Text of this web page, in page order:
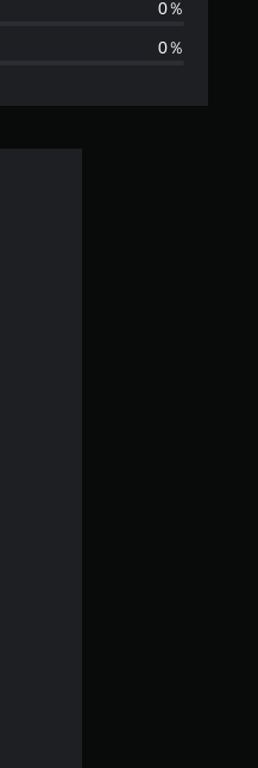
り
ま
せ
0％
0％